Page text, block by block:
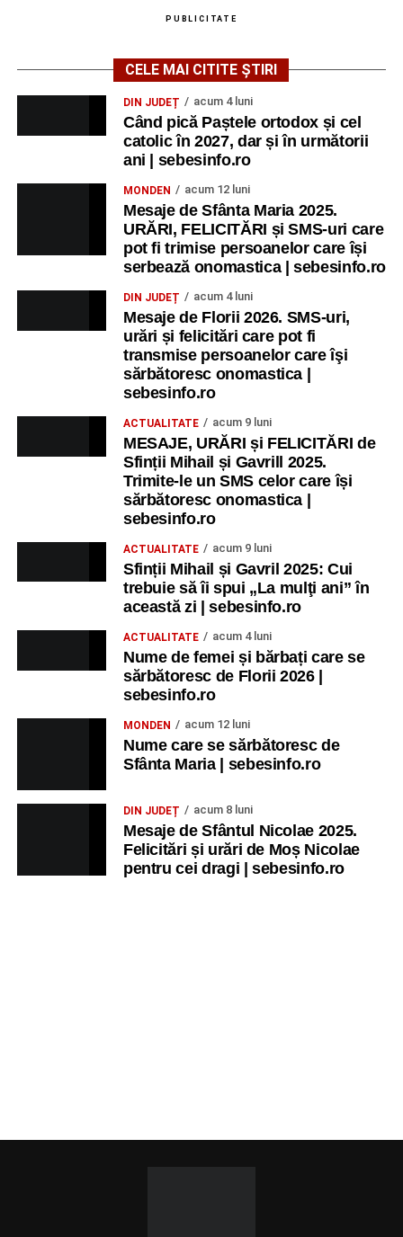
PUBLICITATE
CELE MAI CITITE ȘTIRI
DIN JUDEȚ acum 4 luni
Când pică Paștele ortodox și cel
catolic în 2027, dar și în următorii
ani | sebesinfo.ro
MONDEN acum 12 luni
Mesaje de Sfânta Maria 2025.
URĂRI, FELICITĂRI și SMS-uri care
pot fi trimise persoanelor care își
serbează onomastica | sebesinfo.ro
DIN JUDEȚ acum 4 luni
Mesaje de Florii 2026. SMS-uri,
urări și felicitări care pot fi
transmise persoanelor care îşi
sărbătoresc onomastica |
sebesinfo.ro
ACTUALITATE acum 9 luni
MESAJE, URĂRI și FELICITĂRI de
Sfinții Mihail și Gavrill 2025.
Trimite-le un SMS celor care își
sărbătoresc onomastica |
sebesinfo.ro
ACTUALITATE acum 9 luni
Sfinții Mihail și Gavril 2025: Cui
trebuie să îi spui „La mulţi ani” în
această zi | sebesinfo.ro
ACTUALITATE acum 4 luni
Nume de femei și bărbați care se
sărbătoresc de Florii 2026 |
sebesinfo.ro
MONDEN acum 12 luni
Nume care se sărbătoresc de
Sfânta Maria | sebesinfo.ro
DIN JUDEȚ acum 8 luni
Mesaje de Sfântul Nicolae 2025.
Felicitări și urări de Moș Nicolae
pentru cei dragi | sebesinfo.ro